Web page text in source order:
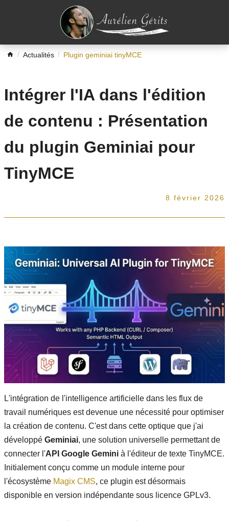
Actualités Plugin geminiai tinyMCE
Intégrer l'IA dans l'édition
de contenu : Présentation
du plugin Geminiai pour
TinyMCE
8 février 2026
L'intégration de l'intelligence artificielle dans les flux de
travail numériques est devenue une nécessité pour optimiser
la création de contenu. C'est dans cette optique que j'ai
développé Geminiai, une solution universelle permettant de
connecter l'API Google Gemini à l'éditeur de texte TinyMCE.
Initialement conçu comme un module interne pour
l'écosystème Magix CMS, ce plugin est désormais
disponible en version indépendante sous licence GPLv3.